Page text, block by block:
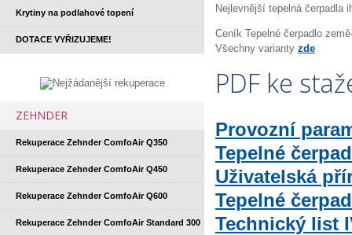
Krytiny na podlahové topení
DOTACE VYŘIZUJEME!
ZEHNDER
Rekuperace Zehnder ComfoAir Q350
Rekuperace Zehnder ComfoAir Q450
Rekuperace Zehnder ComfoAir Q600
Rekuperace Zehnder ComfoAir Standard 300
Nejlevnější tepelná čerpadla
Ceník Tepelné čerpadlo
Všechny varianty zde
PDF ke
Provozní
Tepelné
Uživatelská
Tepelné
Technický list